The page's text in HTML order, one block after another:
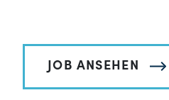
JOB ANSEHEN